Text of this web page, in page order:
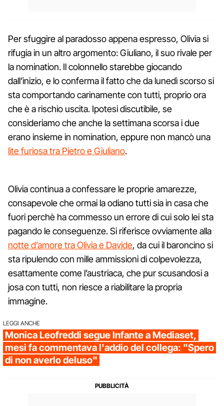
Per sfuggire al paradosso appena espresso, Olivia si
rifugia in un altro argomento: Giuliano, il suo rivale per
la nomination. Il colonnello starebbe giocando
dall’inizio, e lo conferma il fatto che da lunedì scorso si
sta comportando carinamente con tutti, proprio ora
che è a rischio uscita. Ipotesi discutibile, se
consideriamo che anche la settimana scorsa i due
erano insieme in nomination, eppure non mancò una
lite furiosa tra Pietro e Giuliano.
Olivia continua a confessare le proprie amarezze,
consapevole che ormai la odiano tutti sia in casa che
fuori perchè ha commesso un errore di cui solo lei sta
pagando le conseguenze. Si riferisce ovviamente alla
notte d’amore tra Olivia e Davide, da cui il baroncino si
sta ripulendo con mille ammissioni di colpevolezza,
esattamente come l’austriaca, che pur scusandosi a
josa con tutti, non riesce a riabilitare la propria
immagine.
LEGGI ANCHE
Monica Leofreddi segue Infante a Mediaset,
mesi fa commentava l'addio del collega: "Spero
di non averlo deluso"